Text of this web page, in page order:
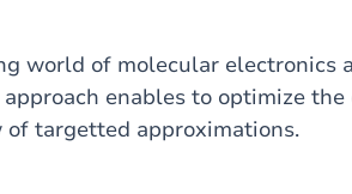
world of molecular electronics
enables to optimize
targetted approximations.